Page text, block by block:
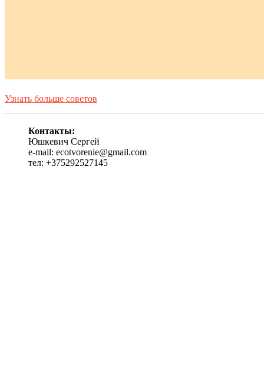
Узнать больше советов
Контакты:
Юшкевич Сергей
e-mail: ecotvorenie@gmail.com
тел: +375292527145